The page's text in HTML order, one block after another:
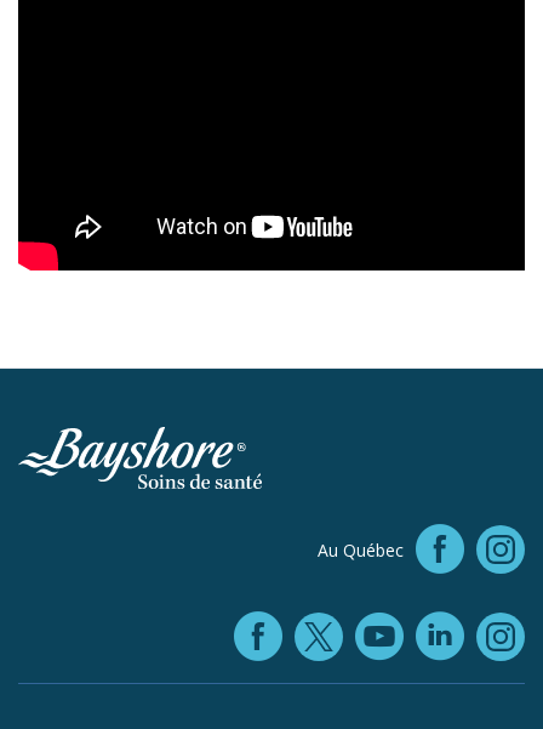
Au Québec
Facebook
X (opens